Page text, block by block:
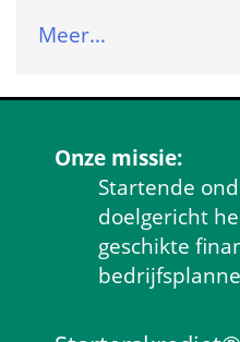
Meer…
Onze missie:
Startende
doelgericht
geschikte